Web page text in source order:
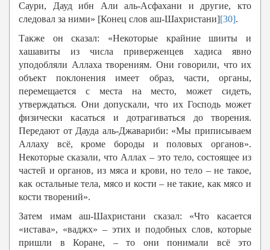
Саури, Дауд ибн Али аль-Асфахани и другие, кто
следовал за ними» [Конец слов аш-Шахристани][30].
Также он сказал: «Некоторые крайние шииты и
хашавиты из числа приверженцев хадиса явно
уподобляли Аллаха творениям. Они говорили, что их
объект поклонения имеет образ, части, органы,
перемещается с места на место, может сидеть,
утверждаться. Они допускали, что их Господь может
физически касаться и дотрагиваться до творения.
Передают от Дауда аль-Джавариби: «Мы приписываем
Аллаху всё, кроме бороды и половых органов».
Некоторые сказали, что Аллах – это тело, состоящее из
частей и органов, из мяса и крови, но тело – не такое,
как остальные тела, мясо и кости – не такие, как мясо и
кости творений».
Затем имам аш-Шахристани сказал: «Что касается
«истава», «ваджх» – этих и подобных слов, которые
пришли в Коране, – то они понимали всё это